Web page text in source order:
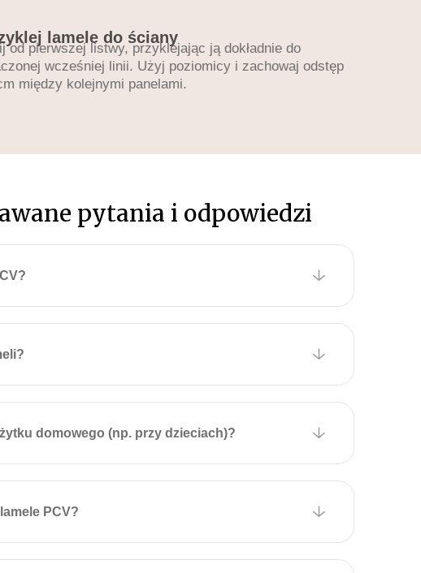
lamele do ściany
od pierwszej listwy, przyklejając ją dokładnie do
wcześniej linii. Użyj poziomicy i zachowaj odstęp
między kolejnymi panelami.
pytania i odpowiedzi
domowego (np. przy dzieciach)?
PCV?